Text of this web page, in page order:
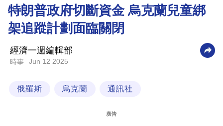
財
商
業
科
特朗普政府切斷資金 烏克蘭兒童綁
架追蹤計劃面臨關閉
經濟一週編輯部
時事 Jun 12 2025
俄羅斯 烏克蘭 通訊社
廣告